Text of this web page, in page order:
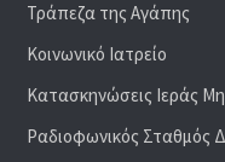
Τράπεζα της Αγάπης
Κοινωνικό Ιατρείο
Κατασκηνώσεις Ιεράς
Ραδιoφωνικός Σταθμός